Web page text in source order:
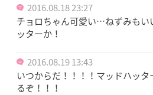
2016.08.18 23:27
チョロちゃん可愛い…ねずみもい
ッターか！
2016.08.19 13:43
いつからだ！！！！マッドハッ
るぞ！！！